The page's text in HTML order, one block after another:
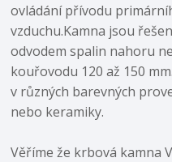
ovládání přívodu
vzduchu.Kamna jsou
odvodem spalin nahoru
kouřovodu 120 až 150
v různých barevných
nebo keramiky.
Věříme že krbová kamna